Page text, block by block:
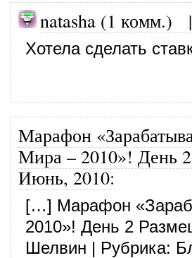
natasha (1 комм.) |
Хотела сделать
Марафон
Мира – 2010»! День
Июнь, 2010:
[…] Марафон
2010»! День 2
Шелвин | Рубрика: